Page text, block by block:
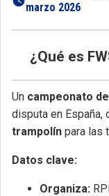
marzo 2026
¿Qué es
Un campeonato
disputa en España,
trampolín para las
Datos clave:
Organiza: